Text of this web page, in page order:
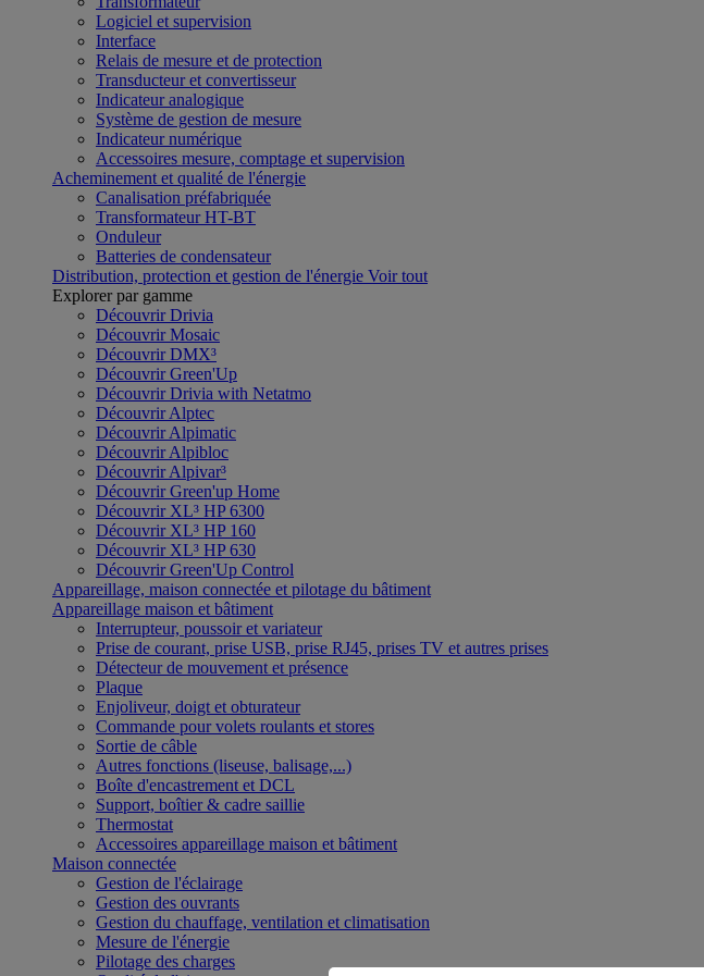
Logiciel et supervision
Interface
Relais de mesure et de protection
Transducteur et convertisseur
Indicateur analogique
Système de gestion de mesure
Indicateur numérique
Accessoires mesure, comptage et supervision
Acheminement et qualité de l'énergie
Canalisation préfabriquée
Transformateur HT-BT
Onduleur
Batteries de condensateur
Distribution, protection et gestion de l'énergie Voir tout
Explorer par gamme
Découvrir Drivia
Découvrir Mosaic
Découvrir DMX³
Découvrir Green'Up
Découvrir Drivia with Netatmo
Découvrir Alptec
Découvrir Alpimatic
Découvrir Alpibloc
Découvrir Alpivar³
Découvrir Green'up Home
Découvrir XL³ HP 6300
Découvrir XL³ HP 160
Découvrir XL³ HP 630
Découvrir Green'Up Control
Appareillage, maison connectée et pilotage du bâtiment
Appareillage maison et bâtiment
Interrupteur, poussoir et variateur
Prise de courant, prise USB, prise RJ45, prises TV et autres prises
Détecteur de mouvement et présence
Plaque
Enjoliveur, doigt et obturateur
Commande pour volets roulants et stores
Sortie de câble
Autres fonctions (liseuse, balisage,...)
Boîte d'encastrement et DCL
Support, boîtier & cadre saillie
Thermostat
Accessoires appareillage maison et bâtiment
Maison connectée
Gestion de l'éclairage
Gestion des ouvrants
Gestion du chauffage, ventilation et climatisation
Mesure de l'énergie
Pilotage des charges